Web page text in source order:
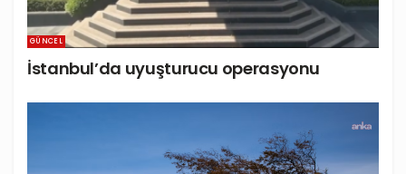
GÜNCEL
İstanbul’da uyuşturucu operasyonu